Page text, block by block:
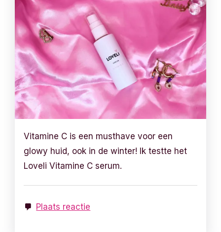
Vitamine C is een musthave voor een
glowy huid, ook in de winter! Ik testte het
Loveli Vitamine C serum.
Plaats reactie